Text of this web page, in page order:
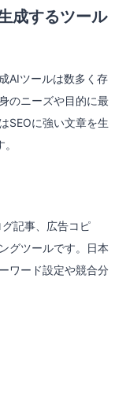
成するツール
AIツールは数多く存
のニーズや目的に最
SEOに強い文章を生
記事、広告コピ
グツールです。日本
ワード設定や競合分